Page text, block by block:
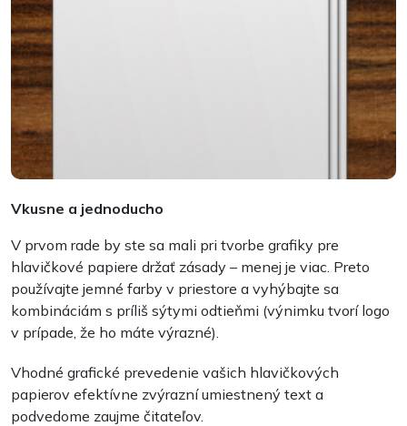
Vkusne a jednoducho
V prvom rade by ste sa mali pri tvorbe grafiky pre
hlavičkové papiere držať zásady – menej je viac. Preto
používajte jemné farby v priestore a vyhýbajte sa
kombináciám s príliš sýtymi odtieňmi (výnimku tvorí logo
v prípade, že ho máte výrazné).
Vhodné grafické prevedenie vašich hlavičkových
papierov efektívne zvýrazní umiestnený text a
podvedome zaujme čitateľov.